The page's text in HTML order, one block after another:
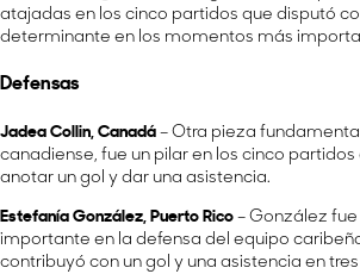
atajadas en los cinco partidos que disputó
determinante en los momentos más
Defensas
Jadea Collin, Canadá – Otra pieza
canadiense, fue un pilar en los cinco
anotar un gol y dar una asistencia.
Estefanía González, Puerto Rico – González
importante en la defensa del equipo
contribuyó con un gol y una asistencia en